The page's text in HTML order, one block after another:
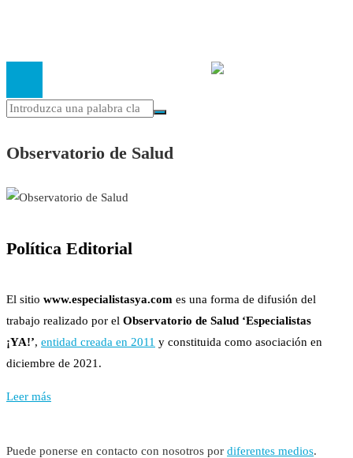
Observatorio de Salud
Política Editorial
El sitio www.especialistasya.com es una forma de difusión del
trabajo realizado por el Observatorio de Salud ‘Especialistas
¡YA!’, entidad creada en 2011 y constituida como asociación en
diciembre de 2021.
Leer más
Puede ponerse en contacto con nosotros por diferentes medios.